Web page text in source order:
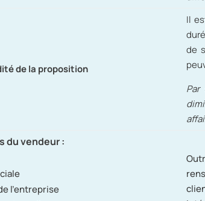
de la proposition
Il
de
du vendeur :
l’entreprise